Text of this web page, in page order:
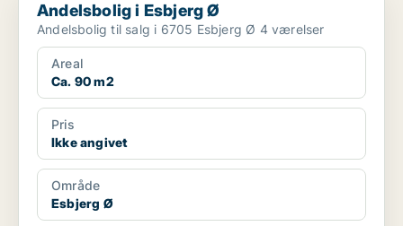
Andelsbolig i Esbjerg Ø
Andelsbolig til salg i 6705 Esbjerg Ø 4 værelser
Areal
Ca. 90 m2
Pris
Ikke angivet
Område
Esbjerg Ø